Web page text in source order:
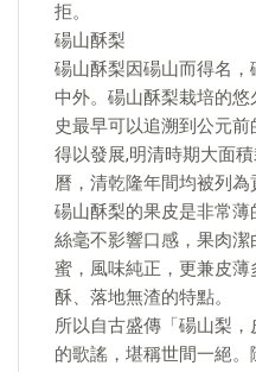
拒。
碭山酥梨
碭山酥梨因碭山而得名
中外。碭山酥梨栽培的
史最早可以追溯到公元
得以發展,明清時期大面
曆，清乾隆年間均被列為
碭山酥梨的果皮是非常
絲毫不影響口感，果肉
蜜，風味純正，更兼皮
酥、落地無渣的特點。
所以自古盛傳「碭山梨，
的歌謠，堪稱世間一絕。